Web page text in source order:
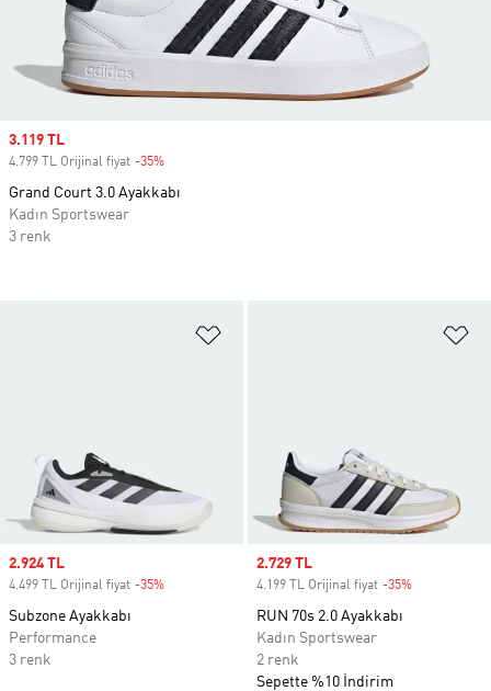
Sale price
2.924 TL
4.499 TL Orijinal fiyat -35%
Subzone Ayakkabı
Performance
3 renk
Sale price
2.729 TL
4.199 TL Orijinal fiyat -35%
RUN 70s 2.0 Ayakkabı
Kadın Sportswear
2 renk
Sepette %10 İndirim
Sale price
3.119 TL
4.799 TL Orijinal fiyat -35%
Grand Court 3.0 Ayakkabı
Kadın Sportswear
3 renk